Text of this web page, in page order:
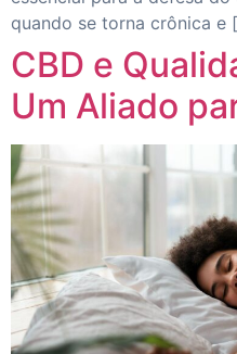
quando se torna crônica e
CBD e
Um Aliado